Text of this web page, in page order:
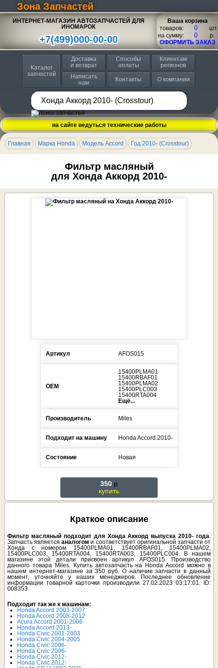
Зона Запчастей
ИНТЕРНЕТ-МАГАЗИН АВТОЗАПЧАСТЕЙ ДЛЯ
ИНОМАРОК
+7(499)000-00-00
Ваша корзина
товаров:
шт.
на сумму:
p.
ОФОРМИТЬ ЗАКАЗ
Каталог
запчастей
Доставка
и возврат
Способы
оплаты
Клиентам
регионов
Написать
нам
Контакты О компании
на сайте ведуться технические работы
Главная Марка Honda Модель Accord Год 2010- (Crosstour)
Фильтр масляный
для Хонда Аккорд 2010-
Артикул AFOS015
ОЕМ
15400PLMA01
15400RBAF01
15400PLMA02
15400PLC003
15400RTA004
Ещё...
Производитель Miles
Подходит на машину HondaAccord 2010-
Состояние Новая
350 p
купить
Краткое описание
Фильтр масляный подходит для Хонда Аккорд выпуска 2010- года.
Запчасть являетсяаналогом и соответствует оригинальной запчасти от
Хонда с номером 15400PLMA01, 15400RBAF01, 15400PLMA02,
15400PLC003, 15400RTA004, 15400RTA003, 15400PLC004. В нашем
магазине этой детали присвоен артикул AFOS015. Производство
данного товара Miles. Купить автозапчасть на Honda Accord можно в
нашем интернет-магазине за 350 руб. О наличие запчасти в данный
момент, уточняйте у наших менеджеров. Последнее обновление
информации товарной карточки производили 27.02.2023 03:17:01. ID:
008353
Подходит так же к машинам:
Honda Accord 2003-2007
Honda Accord 2008-2012
Acura Accord 2001-2006
Honda Accord 2013-
Honda Civic 2001-2003
Honda Civic 2004-2005
Honda Civic 2006-
Honda Civic 2006-
Honda Civic 2012-
Honda Civic 2012-